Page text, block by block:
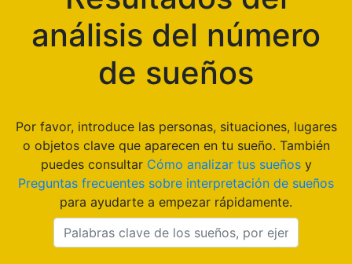
análisis del número
de sueños
Por favor, introduce las personas, situaciones, lugares
o objetos clave que aparecen en tu sueño. También
puedes consultar Cómo analizar tus sueñosy
Preguntas frecuentes sobre interpretación de sueños
para ayudarte a empezar rápidamente.